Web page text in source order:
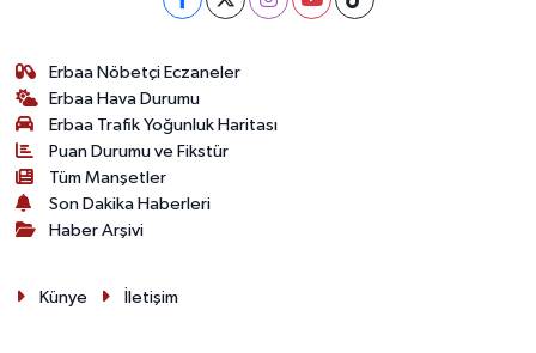
Erbaa Nöbetçi Eczaneler
Erbaa Hava Durumu
Erbaa Trafik Yoğunluk Haritası
Puan Durumu ve Fikstür
Tüm Manşetler
Son Dakika Haberleri
Haber Arşivi
Künye İletişim